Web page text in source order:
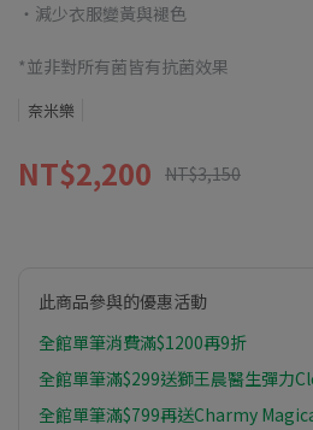
・減少衣服變黃與褪色
*並非對所有菌皆有抗菌效果
奈米樂
NT$2,200 NT$3,150
此商品參與的優惠活動
全館單筆消費滿$1200再9折
全館單筆滿$299送獅王晨醫生彈力
全館單筆滿$799再送Charmy